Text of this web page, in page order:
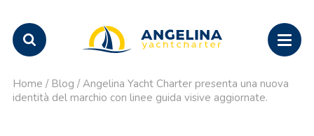
Home / Blog / Angelina Yacht Charter presenta una nuova
identità del marchio con linee guida visive aggiornate.